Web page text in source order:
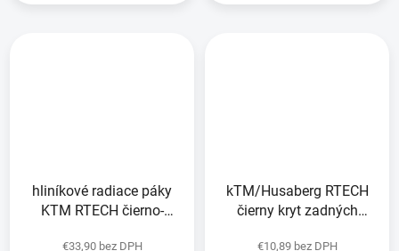
hliníkové radiace páky
KTM RTECH čierno-
€33,90 bez DPH
kTM/Husaberg RTECH
čierny kryt zadných
€10,89 bez DPH